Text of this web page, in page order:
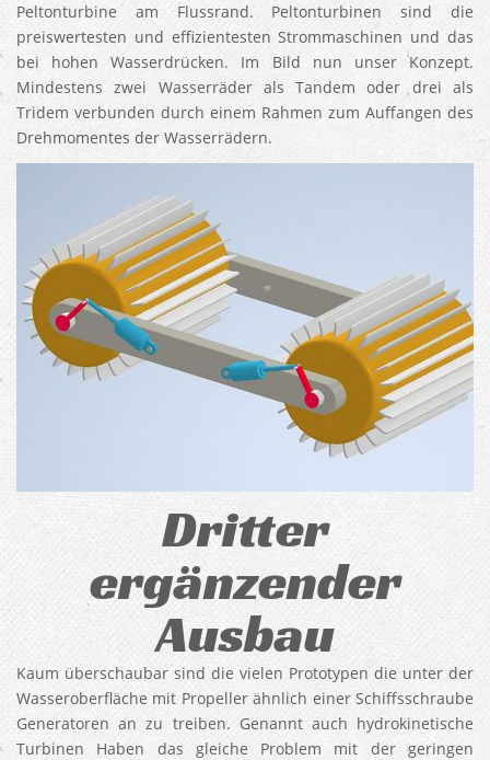
Peltonturbine am Flussrand. Peltonturbinen sind die
preiswertesten und effizientesten Strommaschinen und das
bei hohen Wasserdrücken. Im Bild nun unser Konzept.
Mindestens zwei Wasserräder als Tandem oder drei als
Tridem verbunden durch einem Rahmen zum Auffangen des
Drehmomentes der Wasserrädern.
Dritter
ergänzender
Ausbau
Kaum überschaubar sind die vielen Prototypen die unter der
Wasseroberfläche mit Propeller ähnlich einer Schiffsschraube
Generatoren an zu treiben. Genannt auch hydrokinetische
Turbinen Haben das gleiche Problem mit der geringen